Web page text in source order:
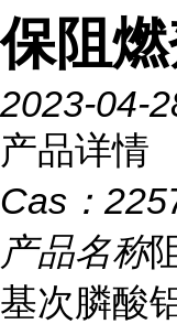
保阻燃
2023-04-
产品详情
Cas：
产品名称
基次膦酸